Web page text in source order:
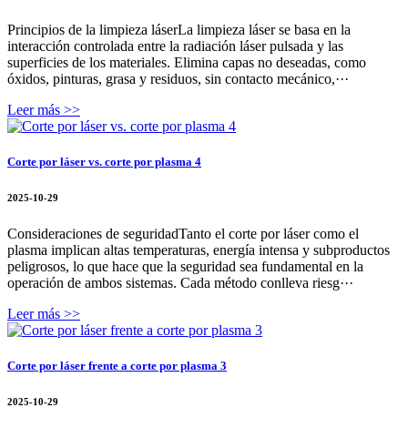
Principios de la limpieza láserLa limpieza láser se basa en la
interacción controlada entre la radiación láser pulsada y las
superficies de los materiales. Elimina capas no deseadas, como
óxidos, pinturas, grasa y residuos, sin contacto mecánico,···
Leer más >>
Corte por láser vs. corte por plasma 4
2025-10-29
Consideraciones de seguridadTanto el corte por láser como el
plasma implican altas temperaturas, energía intensa y subproductos
peligrosos, lo que hace que la seguridad sea fundamental en la
operación de ambos sistemas. Cada método conlleva riesg···
Leer más >>
Corte por láser frente a corte por plasma 3
2025-10-29